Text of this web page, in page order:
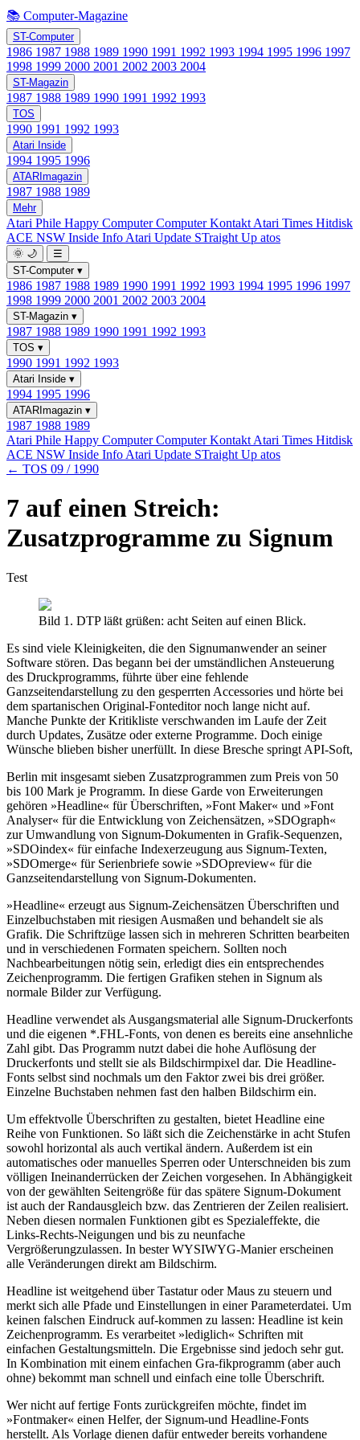
📚 Computer-Magazine
ST-Computer
1986 1987 1988 1989 1990 1991 1992 1993 1994 1995 1996 1997
1998 1999 2000 2001 2002 2003 2004
ST-Magazin
1987 1988 1989 1990 1991 1992 1993
TOS
1990 1991 1992 1993
Atari Inside
1994 1995 1996
ATARImagazin
1987 1988 1989
Mehr
Atari Phile Happy ComputerComputer Kontakt Atari Times Hitdisk
ACE NSW Inside Info Atari Update STraight Up atos
🌞 🌙
☰
ST-Computer ▾
1986 1987 1988 1989 1990 1991 1992 1993 1994 1995 1996 1997
1998 1999 2000 2001 2002 2003 2004
ST-Magazin ▾
1987 1988 1989 1990 1991 1992 1993
TOS ▾
1990 1991 1992 1993
Atari Inside ▾
1994 1995 1996
ATARImagazin ▾
1987 1988 1989
Atari Phile Happy ComputerComputer Kontakt Atari Times Hitdisk
ACE NSW Inside Info Atari Update STraight Up atos
← TOS 09 / 1990
7 auf einen Streich:
Zusatzprogramme zu Signum
Test
Bild 1. DTP läßt grüßen: acht Seiten auf einen Blick.
Es sind viele Kleinigkeiten, die den Signumanwender an seiner
Software stören. Das begann bei der umständlichen Ansteuerung
des Druckprogramms, führte über eine fehlende
Ganzseitendarstellung zu den gesperrten Accessories und hörte bei
dem spartanischen Original-Fonteditor noch lange nicht auf.
Manche Punkte der Kritikliste verschwanden im Laufe der Zeit
durch Updates, Zusätze oder externe Programme. Doch einige
Wünsche blieben bisher unerfüllt. In diese Bresche springt API-Soft,
Berlin mit insgesamt sieben Zusatzprogrammen zum Preis von 50
bis 100 Mark je Programm. In diese Garde von Erweiterungen
gehören »Headline« für Überschriften, »Font Maker« und »Font
Analyser« für die Entwicklung von Zeichensätzen, »SDOgraph«
zur Umwandlung von Signum-Dokumenten in Grafik-Sequenzen,
»SDOindex« für einfache Indexerzeugung aus Signum-Texten,
»SDOmerge« für Serienbriefe sowie »SDOpreview« für die
Ganzseitendarstellung von Signum-Dokumenten.
»Headline« erzeugt aus Signum-Zeichensätzen Überschriften und
Einzelbuchstaben mit riesigen Ausmaßen und behandelt sie als
Grafik. Die Schriftzüge lassen sich in mehreren Schritten bearbeiten
und in verschiedenen Formaten speichern. Sollten noch
Nachbearbeitungen nötig sein, erledigt dies ein entsprechendes
Zeichenprogramm. Die fertigen Grafiken stehen in Signum als
normale Bilder zur Verfügung.
Headline verwendet als Ausgangsmaterial alle Signum-Druckerfonts
und die eigenen *.FHL-Fonts, von denen es bereits eine ansehnliche
Zahl gibt. Das Programm nutzt dabei die hohe Auflösung der
Druckerfonts und stellt sie als Bildschirmpixel dar. Die Headline-
Fonts selbst sind nochmals um den Faktor zwei bis drei größer.
Einzelne Buchstaben nehmen fast den halben Bildschirm ein.
Um effektvolle Überschriften zu gestalten, bietet Headline eine
Reihe von Funktionen. So läßt sich die Zeichenstärke in acht Stufen
sowohl horizontal als auch vertikal ändern. Außerdem ist ein
automatisches oder manuelles Sperren oder Unterschneiden bis zum
völligen Ineinanderrücken der Zeichen vorgesehen. In Abhängigkeit
von der gewählten Seitengröße für das spätere Signum-Dokument
ist auch der Randausgleich bzw. das Zentrieren der Zeilen realisiert.
Neben diesen normalen Funktionen gibt es Spezialeffekte, die
Links-Rechts-Neigungen und bis zu neunfache
Vergrößerungzulassen. In bester WYSIWYG-Manier erscheinen
alle Veränderungen direkt am Bildschirm.
Headline ist weitgehend über Tastatur oder Maus zu steuern und
merkt sich alle Pfade und Einstellungen in einer Parameterdatei. Um
keinen falschen Eindruck auf-kommen zu lassen: Headline ist kein
Zeichenprogramm. Es verarbeitet »lediglich« Schriften mit
einfachen Gestaltungsmitteln. Die Ergebnisse sind jedoch sehr gut.
In Kombination mit einem einfachen Gra-fikprogramm (aber auch
ohne) bekommt man schnell und einfach eine tolle Überschrift.
Wer nicht auf fertige Fonts zurückgreifen möchte, findet im
»Fontmaker« einen Helfer, der Signum-und Headline-Fonts
herstellt. Als Vorlage dienen dafür entweder bereits vorhandene